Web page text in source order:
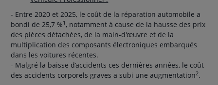
- Entre 2020 et 2025, le coût de la réparation automobile a
bondi de 25,7 %1 , notamment à cause de la hausse des prix
des pièces détachées, de la main-d'œuvre et de la
multiplication des composants électroniques embarqués
dans les voitures récentes.
- Malgré la baisse d’accidents ces dernières années, le coût
des accidents corporels graves a subi une augmentation2.